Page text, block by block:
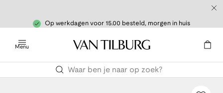
Op werkdagen voor 15.00 besteld, morgen in huis
Menu